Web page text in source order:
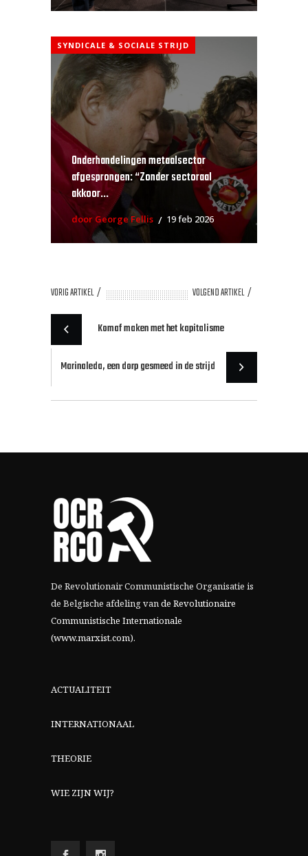
SYNDICALE & SOCIALE STRIJD
Onderhandelingen metaalsector
afgesprongen: “Zonder sectoraal
akkoor...
door George Fellis 19 feb 2026
VORIG ARTIKEL VOLGEND ARTIKEL
Komaf maken met het kapitalisme
Marinaleda, een dorp gesmeed in de strijd
De Revolutionair Communistische Organisatie is
de Belgische afdeling vande Revolutionaire
Communistische Internationale
(www.marxist.com).
ACTUALITEIT
INTERNATIONAAL
THEORIE
WIE ZIJN WIJ?